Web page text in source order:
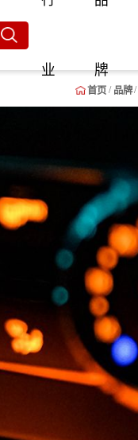
业 牌
首页 品牌